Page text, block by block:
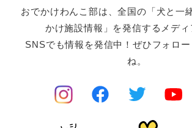
おでかけわんこ部は、全国の「犬と一
かけ施設情報」を発信するメディ
SNSでも情報を発信中！ぜひフォロ
ね。